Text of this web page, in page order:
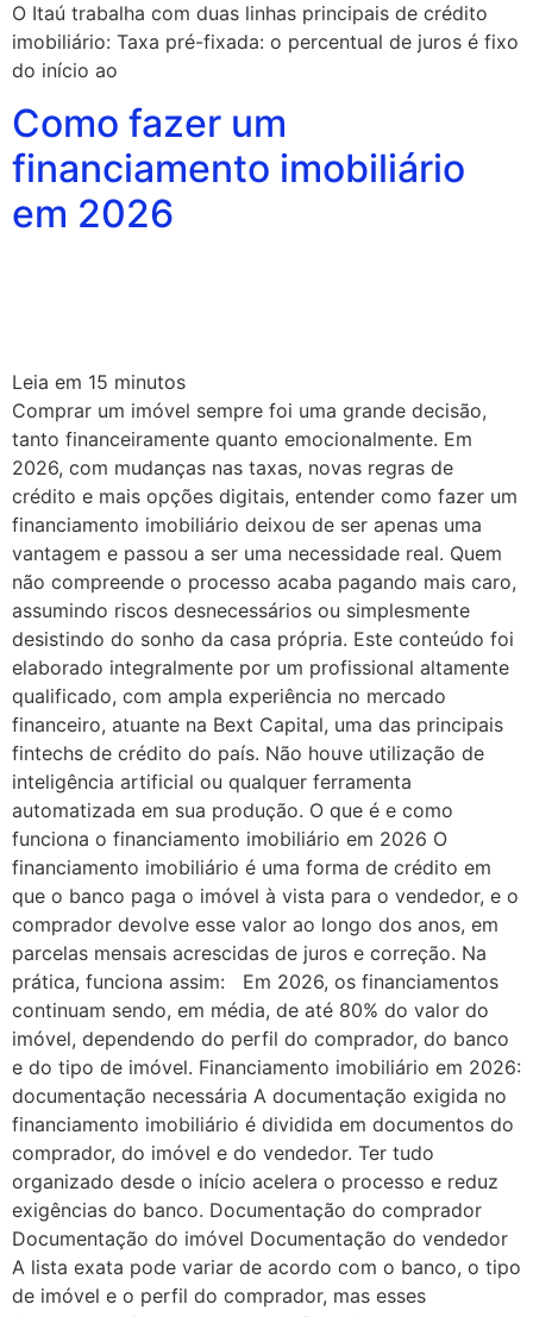
O Itaú trabalha com duas linhas principais de crédito
imobiliário: Taxa pré-fixada: o percentual de juros é fixo
do início ao
Como fazer um
financiamento imobiliário
em 2026
Leia em 15 minutos
Comprar um imóvel sempre foi uma grande decisão,
tanto financeiramente quanto emocionalmente. Em
2026, com mudanças nas taxas, novas regras de
crédito e mais opções digitais, entender como fazer um
financiamento imobiliário deixou de ser apenas uma
vantagem e passou a ser uma necessidade real. Quem
não compreende o processo acaba pagando mais caro,
assumindo riscos desnecessários ou simplesmente
desistindo do sonho da casa própria. Este conteúdo foi
elaborado integralmente por um profissional altamente
qualificado, com ampla experiência no mercado
financeiro, atuante na Bext Capital, uma das principais
fintechs de crédito do país. Não houve utilização de
inteligência artificial ou qualquer ferramenta
automatizada em sua produção. O que é e como
funciona o financiamento imobiliário em 2026 O
financiamento imobiliário é uma forma de crédito em
que o banco paga o imóvel à vista para o vendedor, e o
comprador devolve esse valor ao longo dos anos, em
parcelas mensais acrescidas de juros e correção. Na
prática, funciona assim: Em 2026, os financiamentos
continuam sendo, em média, de até 80% do valor do
imóvel, dependendo do perfil do comprador, do banco
e do tipo de imóvel. Financiamento imobiliário em 2026:
documentação necessária A documentação exigida no
financiamento imobiliário é dividida em documentos do
comprador, do imóvel e do vendedor. Ter tudo
organizado desde o início acelera o processo e reduz
exigências do banco. Documentação do comprador
Documentação do imóvel Documentação do vendedor
A lista exata pode variar de acordo com o banco, o tipo
de imóvel e o perfil do comprador, mas esses